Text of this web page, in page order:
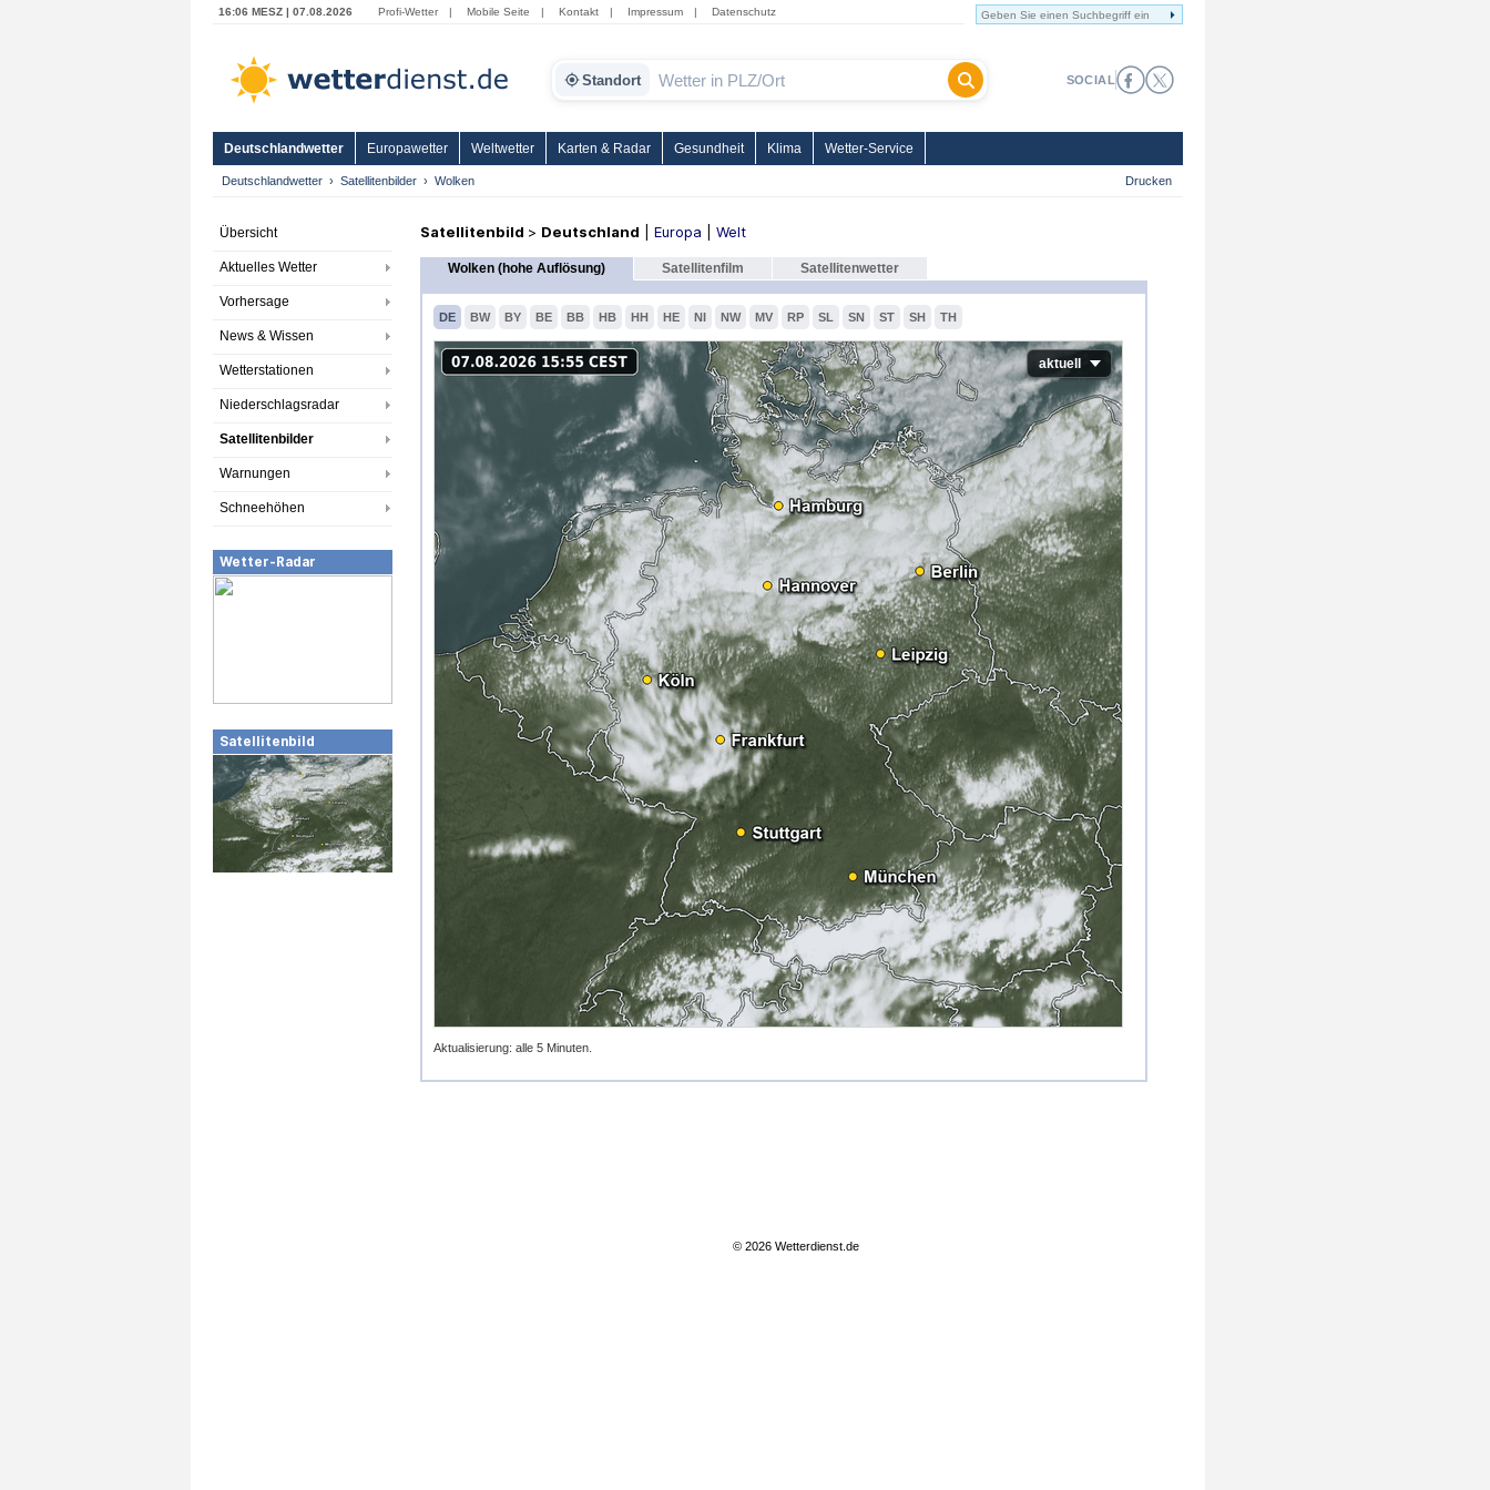
16:06 MESZ | 07.08.2026 Profi-Wetter | Mobile Seite | Kontakt | Impressum | Datenschutz
Standort SOCIAL
Deutschlandwetter Europawetter Weltwetter Karten & Radar Gesundheit Klima Wetter-Service
Deutschlandwetter Satellitenbilder Wolken Drucken
Übersicht
Aktuelles Wetter
Vorhersage
News & Wissen
Wetterstationen
Niederschlagsradar
Satellitenbilder
Warnungen
Schneehöhen
Wetter-Radar
Satellitenbild
Satellitenbild > Deutschland Europa Welt
Wolken (hohe Auflösung) Satellitenfilm Satellitenwetter
DE BW BY BE BB HB HH HE NI NW MV RP SL SN ST SH TH
Aktualisierung: alle 5 Minuten.
© 2026 Wetterdienst.de